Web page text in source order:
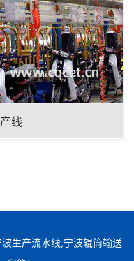
线
生产流水线,宁波辊筒输送